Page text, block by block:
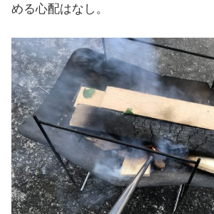
める心配はなし。